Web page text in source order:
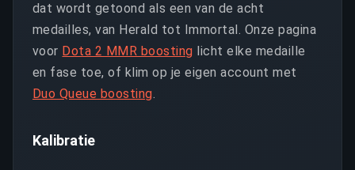
dat wordt getoond als een van de acht
medailles, van Herald tot Immortal. Onze pagina
voor Dota 2 MMR boosting licht elke medaille
en fase toe, of klim op je eigen account met
Duo Queue boosting.
Kalibratie